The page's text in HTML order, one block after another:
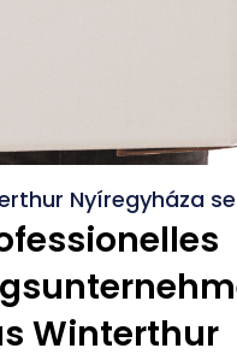
Nyíregyháza
Winterthur